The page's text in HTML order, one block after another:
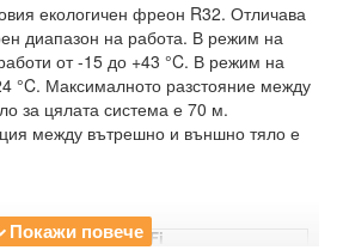
екологичен фреон R32. Отличава
диапазон на работа. В режим на
от -15 до +43 °C. В режим на
°C. Максималното разстояние между
за цялата система е 70 м.
между вътрешно и външно тяло е
серия Alpha WiFi